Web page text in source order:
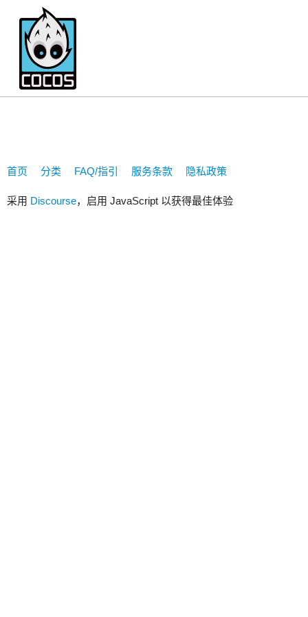
1197874672
首页 分类 FAQ/指引 服务条款 隐私政策
采用 Discourse，启用 JavaScript 以获得最佳体验